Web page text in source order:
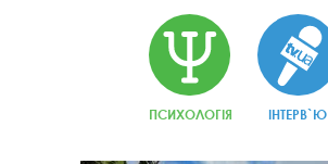
ПСИХОЛОГІЯ ІНТЕРВ`Ю